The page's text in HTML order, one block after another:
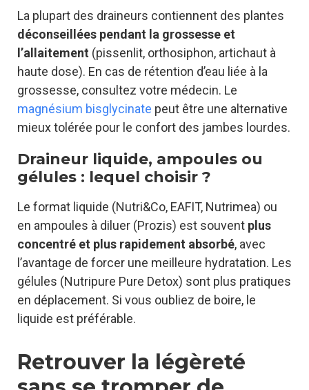
La plupart des draineurs contiennent des plantes
déconseillées pendant la grossesse et
l’allaitement (pissenlit, orthosiphon, artichaut à
haute dose). En cas de rétention d’eau liée à la
grossesse, consultez votre médecin. Le
magnésium bisglycinate peut être une alternative
mieux tolérée pour le confort des jambes lourdes.
Draineur liquide, ampoules ou
gélules : lequel choisir ?
Le format liquide (Nutri&Co, EAFIT, Nutrimea) ou
en ampoules à diluer (Prozis) est souvent plus
concentré et plus rapidement absorbé, avec
l’avantage de forcer une meilleure hydratation. Les
gélules (Nutripure Pure Detox) sont plus pratiques
en déplacement. Si vous oubliez de boire, le
liquide est préférable.
Retrouver la légèreté